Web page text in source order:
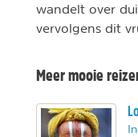
wandelt over
vervolgens dit
Meer mooie